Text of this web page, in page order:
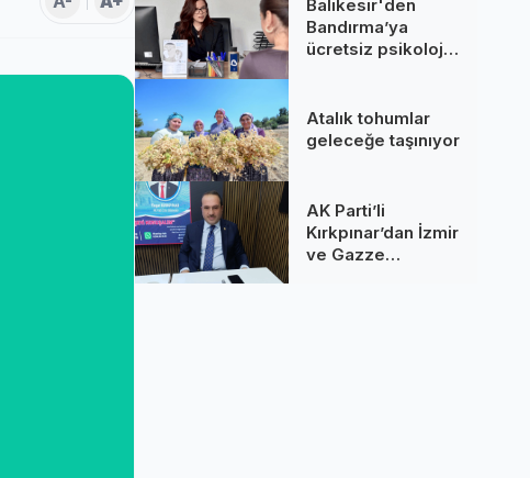
Balıkesir'den
Bandırma’ya
ücretsiz psikolojik
Atalık tohumlar
geleceğe taşınıyor
AK Parti’li
Kırkpınar’dan İzmir
ve Gazze